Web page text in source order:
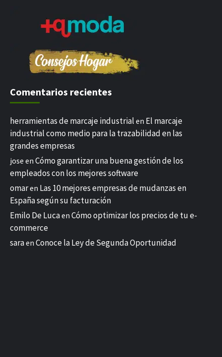
Comentarios recientes
herramientas de marcaje industrial en El marcaje
industrial como medio para la trazabilidad en las
grandes empresas
jose en Cómo garantizar una buena gestión de los
empleados con los mejores software
omaren Las 10 mejores empresas de mudanzas en
España según su facturación
Emilo De Lucaen Cómo optimizar los precios de tu e-
commerce
saraen Conoce la Ley de Segunda Oportunidad